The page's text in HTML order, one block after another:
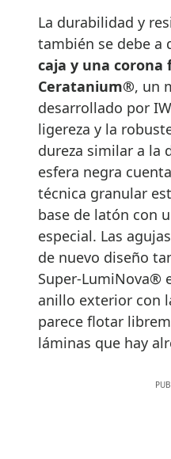
La durabilidad y
también se debe a
caja y una corona
Ceratanium®, un
desarrollado por
ligereza y la
dureza similar a la
esfera negra
técnica granular
base de latón con
especial. Las
de nuevo diseño
Super-LumiNova®
anillo exterior con
parece flotar
láminas que hay